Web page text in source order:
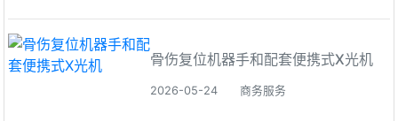
骨伤复位机器手和配套便携式X光机
2026-05-24 商务服务